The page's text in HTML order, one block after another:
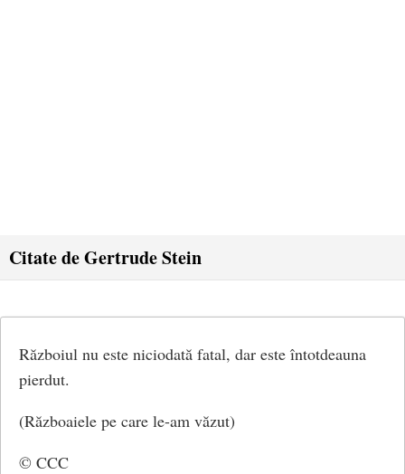
Citate de Gertrude Stein
Războiul nu este niciodată fatal, dar este întotdeauna
pierdut.
(Războaiele pe care le-am văzut)
© CCC